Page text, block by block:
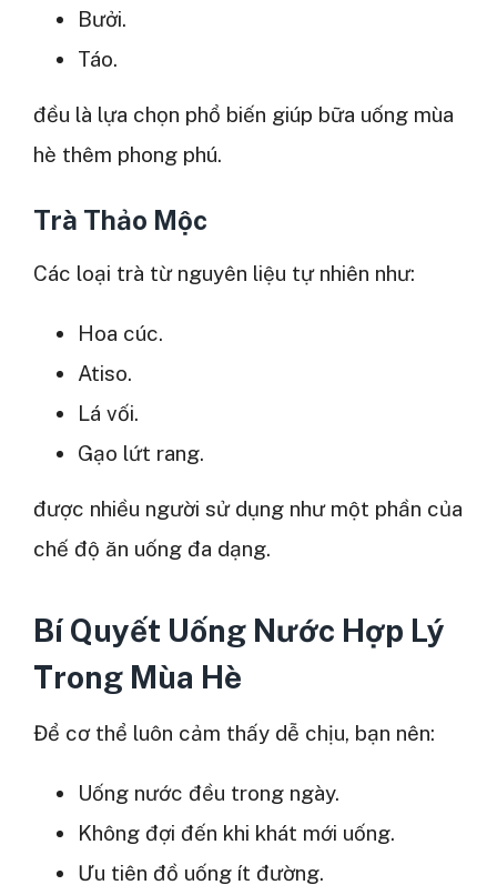
Bưởi.
Táo.
đều là lựa chọn phổ biến giúp bữa uống mùa
hè thêm phong phú.
Trà Thảo Mộc
Các loại trà từ nguyên liệu tự nhiên như:
Hoa cúc.
Atiso.
Lá vối.
Gạo lứt rang.
được nhiều người sử dụng như một phần của
chế độ ăn uống đa dạng.
Bí Quyết Uống Nước Hợp Lý
Trong Mùa Hè
Để cơ thể luôn cảm thấy dễ chịu, bạn nên:
Uống nước đều trong ngày.
Không đợi đến khi khát mới uống.
Ưu tiên đồ uống ít đường.